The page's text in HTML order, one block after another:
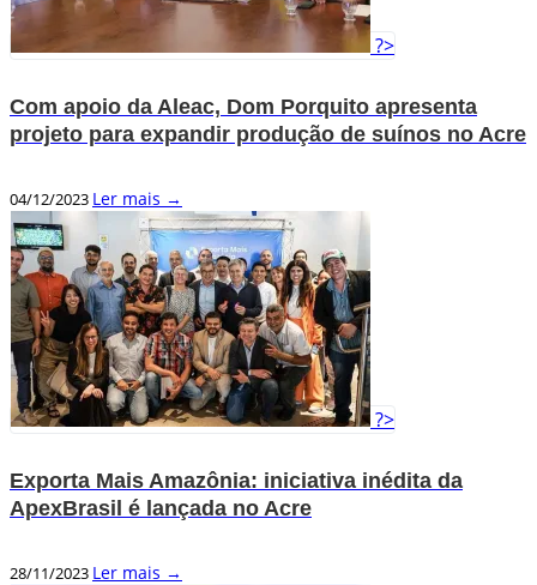
?>
Com apoio da Aleac, Dom Porquito apresenta
projeto para expandir produção de suínos no Acre
04/12/2023 Ler mais →
?>
Exporta Mais Amazônia: iniciativa inédita da
ApexBrasil é lançada no Acre
28/11/2023 Ler mais →